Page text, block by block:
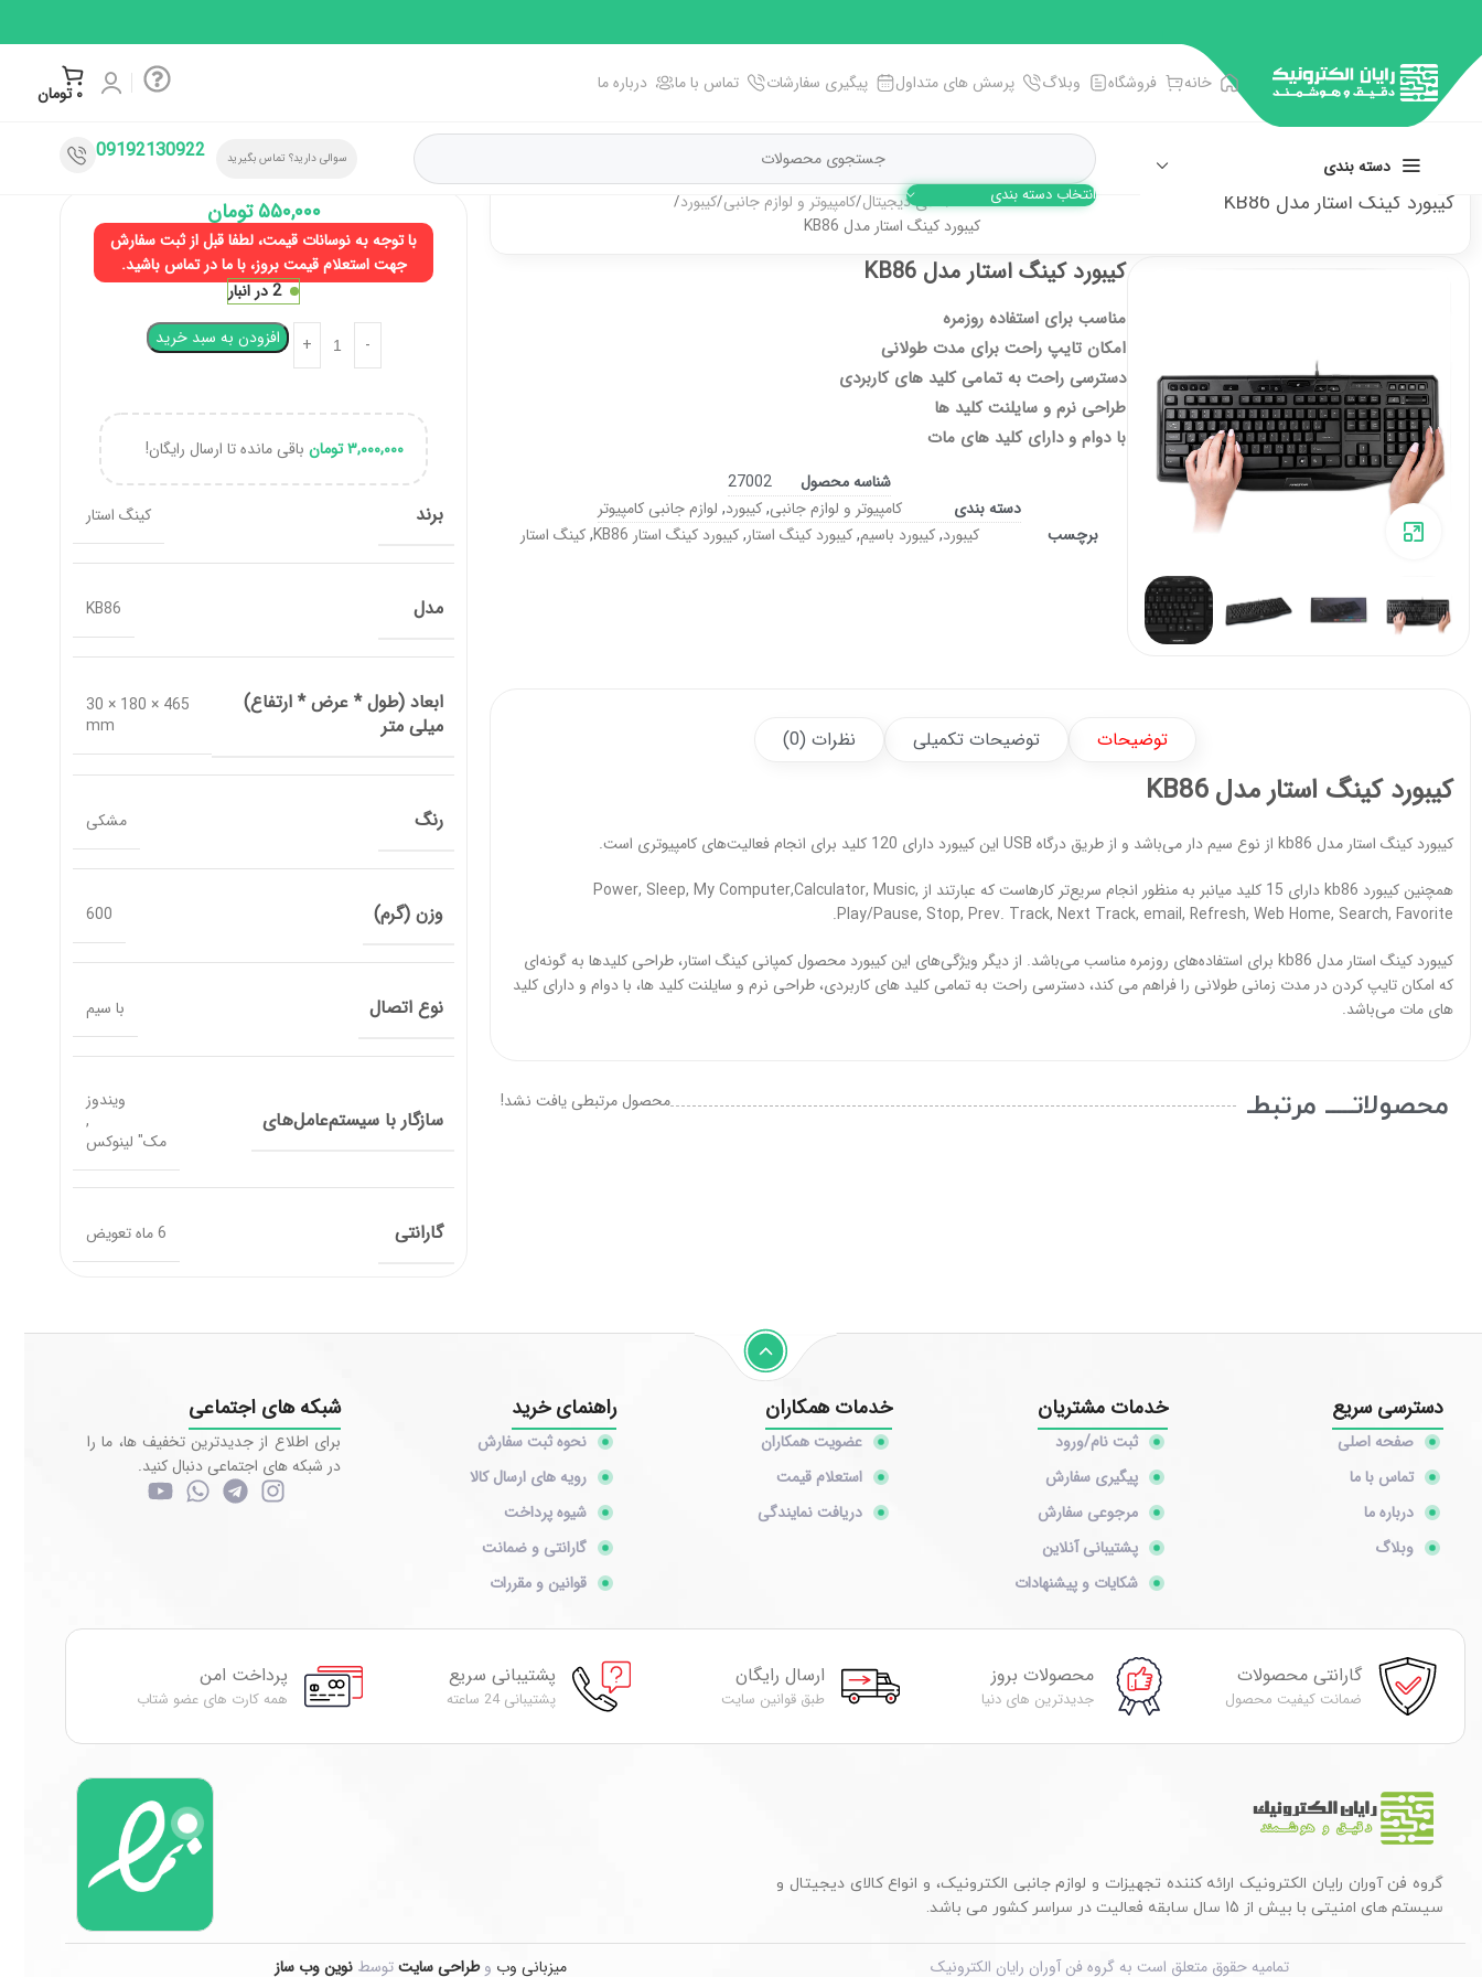
خانه فروشگاه وبلاگ پرسش های متداول پیگیری سفارشات تماس با ما درباره ما ۰ تومان
دسته بندی
سوکت و سرسیم زن
فرز و فرچه سیمی
انتخاب دسته بندی
سوالی دارید؟ تماس بگیرید 09192130922
کیبورد کینگ استار مدل KB86 خانه کالای دیجیتال کامپیوتر و لوازم جانبی کیبورد
کیبورد کینگ استار مدل KB86
کیبورد کینگ استار مدل KB86
مناسب برای استفاده روزمره
امکان تایپ راحت برای مدت طولانی
دسترسی راحت به تمامی کلید های کاربردی
طراحی نرم و سایلنت کلید ها
با دوام و دارای کلید های مات
شناسه محصول
27002
دسته بندی
کامپیوتر و لوازم جانبی,کیبورد, لوازم جانبی کامپیوتر
برچسب
کیبورد,کیبورد باسیم,کیبورد کینگ استار,کیبورد کینگ استار KB86 ,کینگ استار
توضیحات توضیحات تکمیلی نظرات (0)
کیبورد کینگ استار مدل KB86
کیبورد کینگ استار مدل kb86 از نوع سیم دار می‌باشد و از طریق درگاه USB این کیبورد دارای 120 کلید برای انجام فعالیت‌های کامپیوتری است.
همچنین کیبورد kb86 دارای 15 کلید میانبر به منظور انجام سریع‌تر کارهاست که عبارتند از Power, Sleep, My Computer,Calculator, Music,
Play/Pause, Stop, Prev. Track, Next Track, email, Refresh, Web Home, Search, Favorite.
کیبورد کینگ استار مدل kb86 برای استفاده‌های روزمره مناسب می‌باشد. از دیگر ویژگی‌های این کیبورد محصول کمپانی کینگ استار، طراحی کلید‌ها به گونه‌ای
که امکان تایپ کردن در مدت زمانی طولانی را فراهم می کند، دسترسی راحت به تمامی کلید های کاربردی، طراحی نرم و سایلنت کلید ها، با دوام و دارای کلید
های مات می‌باشد.
محصولاتـــــ مرتبطـ محصول مرتبطی یافت نشد!
۵۵۰,۰۰۰ تومان
با توجه به نوسانات قیمت، لطفا قبل از ثبت سفارش
جهت استعلام قیمت بروز، با ما در تماس باشید.
2 در انبار
افزودن به سبد خرید
۳,۰۰۰,۰۰۰تومان باقی مانده تا ارسال رایگان!
برند کینگ استار
مدل KB86
ابعاد (طول * عرض * ارتفاع)
میلی متر
465 × 180 × 30
mm
رنگ مشکی
وزن (گرم) 600
نوع اتصال با سیم
سازگار با سیستم‌عامل‌های
ویندوز
,
مک" لینوکس
گارانتی 6 ماه تعویض
دسترسی سریع
صفحه اصلی
تماس با ما
درباره ما
وبلاگ
خدمات مشتریان
ثبت نام/ورود
پیگیری سفارش
مرجوعی سفارش
پشتیبانی آنلاین
شکایات و پیشنهادات
خدمات همکاران
عضویت همکاران
استعلام قیمت
دریافت نمایندگی
راهنمای خرید
نحوه ثبت سفارش
رویه های ارسال کالا
شیوه پرداخت
گارانتی و ضمانت
قوانین و مقررات
شبکه های اجتماعی
برای اطلاع از جدیدترین تخفیف ها، ما را
در شبکه های اجتماعی دنبال کنید.
گارانتی محصولات
ضمانت کیفیت محصول
محصولات بروز
جدیدترین های دنیا
ارسال رایگان
طبق قوانین سایت
پشتیبانی سریع
پشتیبانی 24 ساعته
پرداخت امن
همه کارت های عضو شتاب
گروه فن آوران رایان الکترونیک ارائه کننده تجهیزات و لوازم جانبی الکترونیک، و انواع کالای دیجیتال و
سیستم های امنیتی با بیش از 15 سال سابقه فعالیت در سراسر کشور می باشد.
تمامیه حقوق متعلق است به گروه فن آوران رایان الکترونیک میزبانی وب وطراحی سایتتوسط نوین وب ساز